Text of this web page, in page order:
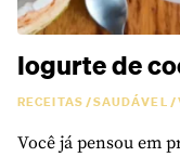
Iogurte de
RECEITAS/SAUDÁVEL/
Você já pensou em